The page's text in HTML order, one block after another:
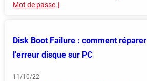
Mot de passe
Disk Boot Failure : comment réparer
l'erreur disque sur PC
11/10/22